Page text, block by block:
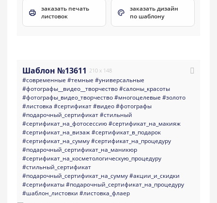
заказать печать
листовок
заказать дизайн
по шаблону
Шаблон №13611 210 x 148
#современные #темные #универсальные
#фотографы__видео__творчество#салоны_красоты
#фотографы_видео_творчество#многоцелевые #золото
#листовка #сертификат#видео#фотографы
#подарочный_сертификат#стильный
#сертификат_на_фотосессию#сертификат_на_макияж
#сертификат_на_визаж#сертификат_в_подарок
#сертификат_на_сумму#сертификат_на_процедуру
#подарочный_сертификат_на_маникюр
#сертификат_на_косметологическую_процедуру
#стильный_сертификат
#подарочный_сертификат_на_сумму#акции_и_скидки
#сертификаты#подарочный_сертификат_на_процедуру
#шаблон_листовки #листовка_флаер